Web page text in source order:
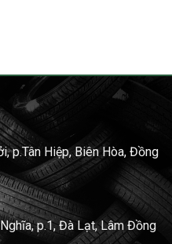
p.Tân Hiệp, Biên Hòa, Đồng
p.1, Đà Lạt, Lâm Đồng